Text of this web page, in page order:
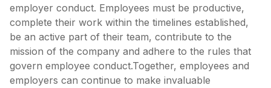
employer conduct. Employees must be productive,
complete their work within the timelines established,
be an active part of their team, contribute to the
mission of the company and adhere to the rules that
govern employee conduct.Together, employees and
employers can continue to make invaluable